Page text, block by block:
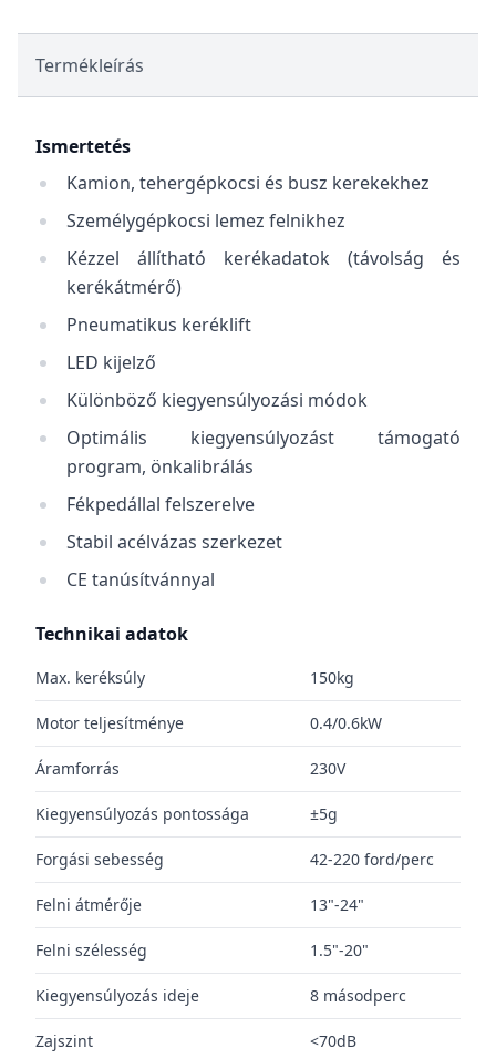
Termékleírás
Ismertetés
Kamion, tehergépkocsi és busz kerekekhez
Személygépkocsi lemez felnikhez
Kézzel állítható kerékadatok (távolság és
kerékátmérő)
Pneumatikus keréklift
LED kijelző
Különböző kiegyensúlyozási módok
Optimális kiegyensúlyozást támogató
program, önkalibrálás
Fékpedállal felszerelve
Stabil acélvázas szerkezet
CE tanúsítvánnyal
Technikai adatok
Max. keréksúly 150kg
Motor teljesítménye 0.4/0.6kW
Áramforrás 230V
Kiegyensúlyozás pontossága ±5g
Forgási sebesség 42-220 ford/perc
Felni átmérője 13"-24"
Felni szélesség 1.5"-20"
Kiegyensúlyozás ideje 8 másodperc
Zajszint <70dB